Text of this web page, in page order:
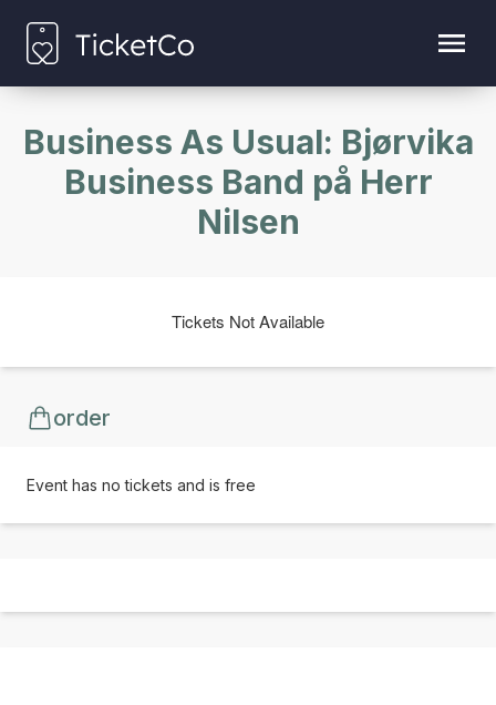
Business As Usual: Bjørvika
Business Band på Herr
Nilsen
Tickets Not Available
order
Event has no tickets and is free